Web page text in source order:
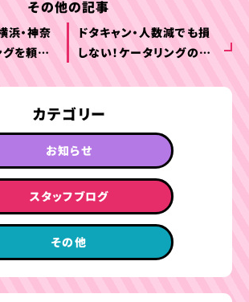
カテゴリー
お知らせ
スタッフブログ
その他
その他の記事
浜・神奈
を頼ん
ドタキャン・人数減でも損
しない！ケータリングのキ